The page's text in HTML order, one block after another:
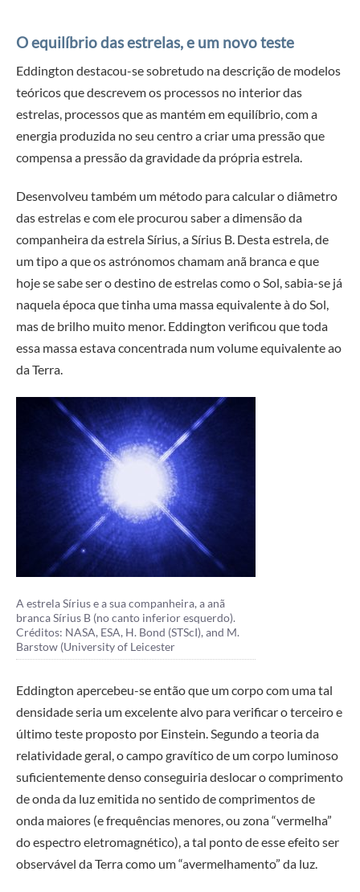
O equilíbrio das estrelas, e um novo teste
Eddington destacou-se sobretudo na descrição de modelos
teóricos que descrevem os processos no interior das
estrelas, processos que as mantém em equilíbrio, com a
energia produzida no seu centro a criar uma pressão que
compensa a pressão da gravidade da própria estrela.
Desenvolveu também um método para calcular o diâmetro
das estrelas e com ele procurou saber a dimensão da
companheira da estrela Sírius, a Sírius B. Desta estrela, de
um tipo a que os astrónomos chamam anã branca e que
hoje se sabe ser o destino de estrelas como o Sol, sabia-se já
naquela época que tinha uma massa equivalente à do Sol,
mas de brilho muito menor. Eddington verificou que toda
essa massa estava concentrada num volume equivalente ao
da Terra.
A estrela Sírius e a sua companheira, a anã
branca Sírius B (no canto inferior esquerdo).
Créditos: NASA, ESA, H. Bond (STScI), and M.
Barstow (University of Leicester
Eddington apercebeu-se então que um corpo com uma tal
densidade seria um excelente alvo para verificar o terceiro e
último teste proposto por Einstein. Segundo a teoria da
relatividade geral, o campo gravítico de um corpo luminoso
suficientemente denso conseguiria deslocar o comprimento
de onda da luz emitida no sentido de comprimentos de
onda maiores (e frequências menores, ou zona “vermelha”
do espectro eletromagnético), a tal ponto de esse efeito ser
observável da Terra como um “avermelhamento” da luz.